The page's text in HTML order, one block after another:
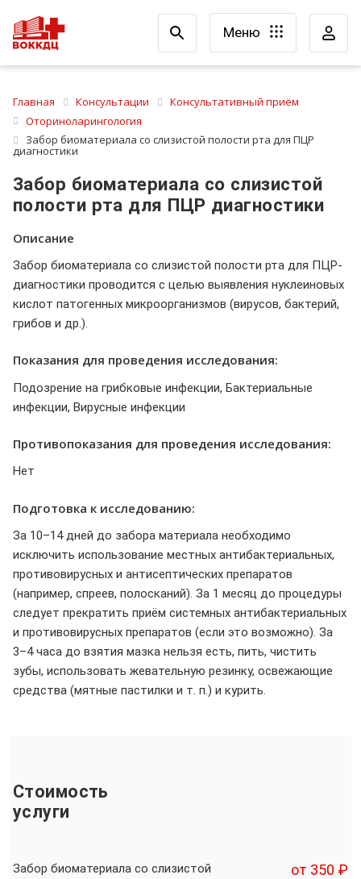
Меню
Главная Консультации
Консультативный приём
Оториноларингология
Забор биоматериала со слизистой полости рта для ПЦР
диагностики
Забор биоматериала со слизистой
полости рта для ПЦР диагностики
Описание
Забор биоматериала со слизистой полости рта для ПЦР-
диагностики проводится с целью выявления нуклеиновых
кислот патогенных микроорганизмов (вирусов, бактерий,
грибов и др.).
Показания для проведения исследования:
Подозрение на грибковые инфекции, Бактериальные
инфекции, Вирусные инфекции
Противопоказания для проведения исследования:
Нет
Подготовка к исследованию:
За 10–14 дней до забора материала необходимо
исключить использование местных антибактериальных,
противовирусных и антисептических препаратов
(например, спреев, полосканий). За 1 месяц до процедуры
следует прекратить приём системных антибактериальных
и противовирусных препаратов (если это возможно). За
3–4 часа до взятия мазка нельзя есть, пить, чистить
зубы, использовать жевательную резинку, освежающие
средства (мятные пастилки и т. п.) и курить.
Стоимость
услуги
Забор биоматериала со слизистой
от 350 ₽